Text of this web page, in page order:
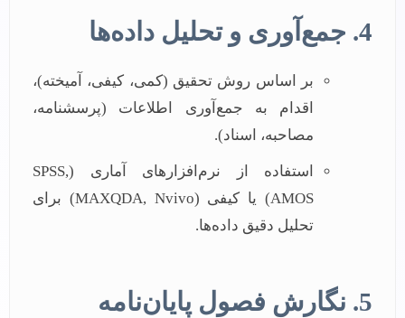
4. جمع‌آوری و تحلیل داده‌ها
بر اساس روش تحقیق (کمی، کیفی، آمیخته)،
اقدام به جمع‌آوری اطلاعات (پرسشنامه،
مصاحبه، اسناد).
استفاده از نرم‌افزارهای آماری (SPSS,
AMOS) یا کیفی (MAXQDA, Nvivo) برای
تحلیل دقیق داده‌ها.
5. نگارش فصول پایان‌نامه